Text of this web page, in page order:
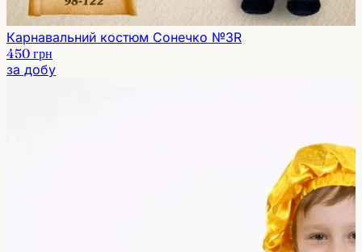
Карнавальний костюм Сонечко №3R
450 грн
за добу